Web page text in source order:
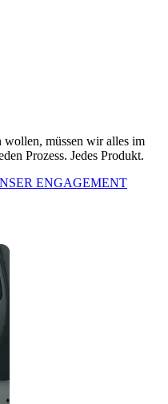
wollen, müssen wir alles im
Prozess. Jedes Produkt.
ENGAGEMENT